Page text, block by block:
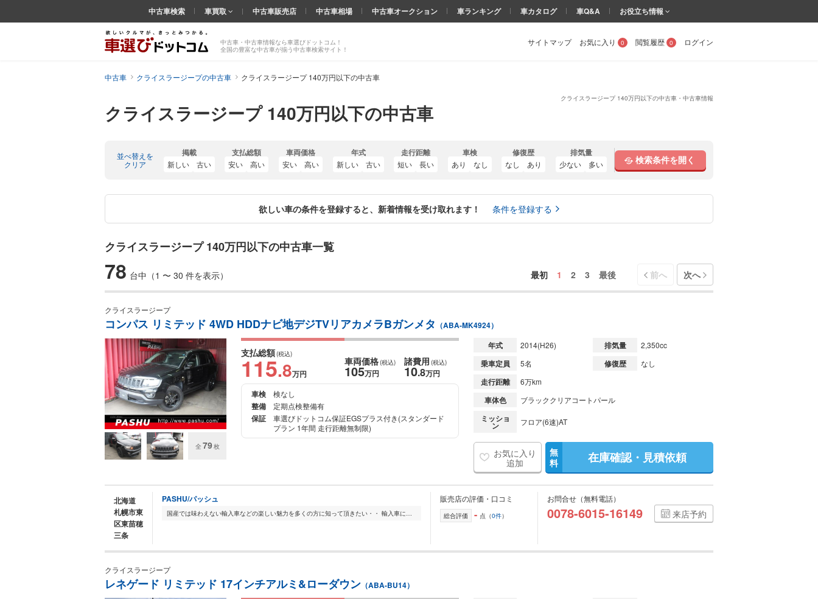
クライスラージープ 140万円以下の中古車・中古車情報
クライスラージープ 140万円以下の中古車
中古車・中古車情報なら車選びドットコム！
全国の豊富な中古車が揃う中古車検索サイト！
サイトマップ お気に入り 0 閲覧履歴 0 ログイン
中古車検索 車買取 中古車販売店 中古車相場 中古車オークション 車ランキング 車カタログ 車Q&A お役立ち情報
中古車 クライスラージープの中古車 クライスラージープ 140万円以下の中古車
並べ替えを
クリア
掲載
新しい 古い
支払総額
安い 高い
車両価格
安い 高い
年式
新しい 古い
走行距離
短い 長い
車検
あり なし
修復歴
なし あり
排気量
少ない 多い 検索条件を開く
欲しい車の条件を登録すると、新着情報を受け取れます！ 条件を登録する
クライスラージープ 140万円以下の中古車一覧
78 台中（1 〜 30 件を表示） 最初 1 2 3 最後 前へ 次へ
クライスラージープ
コンパス リミテッド 4WD HDDナビ地デジTVリアカメラBガンメタ （ABA-MK4924）
全 79枚
支払総額(税込)
115.8万円
車両価格(税込)
105万円
諸費用 (税込)
10.8万円
車検
検なし
整備 定期点検整備有
保証
車選びドットコム保証EGSプラス付き(スタンダード
プラン 1年間 走行距離無制限)
年式 2014(H26) 排気量 2,350cc
乗車定員 5名 修復歴 なし
走行距離 6万km
車体色 ブラッククリアコートパール
ミッショ
ン フロア(6速)AT
お気に入り
追加
無
料
在庫確認・見積依頼
北海道
札幌市東
区東苗穂
三条
PASHU/パッシュ
国産では味わえない輸入車などの楽しい魅力を多くの方に知って頂きたい・・ 輸入車に限らず車は個性的です。良い車を熟成させるのもいいですが、パーツを組み合わせて...
販売店の評価・口コミ
総合評価 - 点（0件）
お問合せ（無料電話）
0078-6015-16149 来店予約
クライスラージープ
レネゲード リミテッド 17インチアルミ&ローダウン （ABA-BU14）